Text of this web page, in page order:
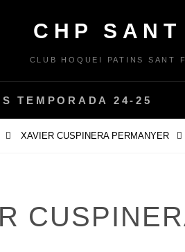
CHP
CLUB HOQUEI PATINS SANT
TEMPORADA 24-25
XAVIER CUSPINERA PERMANYER